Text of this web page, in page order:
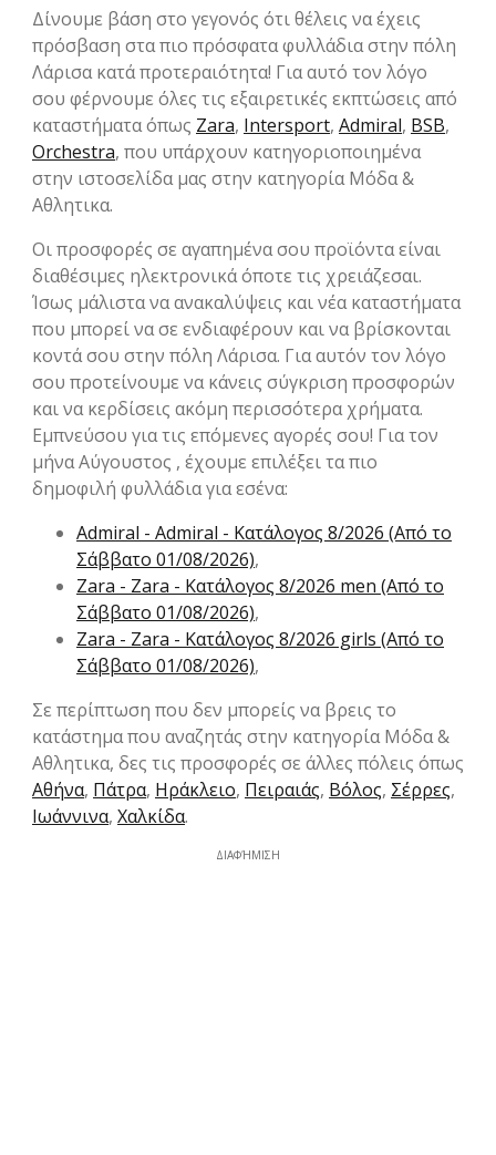
Δίνουμε βάση στο γεγονός ότι θέλεις να έχεις
πρόσβαση στα πιο πρόσφατα φυλλάδια στην πόλη
Λάρισα κατά προτεραιότητα! Για αυτό τον λόγο
σου φέρνουμε όλες τις εξαιρετικές εκπτώσεις από
καταστήματα όπως Zara, Intersport, Admiral, BSB,
Orchestra, που υπάρχουν κατηγοριοποιημένα
στην ιστοσελίδα μας στην κατηγορία Μόδα &
Aθλητικα.
Οι προσφορές σε αγαπημένα σου προϊόντα είναι
διαθέσιμες ηλεκτρονικά όποτε τις χρειάζεσαι.
Ίσως μάλιστα να ανακαλύψεις και νέα καταστήματα
που μπορεί να σε ενδιαφέρουν και να βρίσκονται
κοντά σου στην πόλη Λάρισα. Για αυτόν τον λόγο
σου προτείνουμε να κάνεις σύγκριση προσφορών
και να κερδίσεις ακόμη περισσότερα χρήματα.
Εμπνεύσου για τις επόμενες αγορές σου! Για τον
μήνα Αύγουστος , έχουμε επιλέξει τα πιο
δημοφιλή φυλλάδια για εσένα:
Admiral - Admiral - Kατάλογος 8/2026 (Από το
Σάββατο 01/08/2026),
Zara - Zara - Kατάλογος 8/2026 men (Από το
Σάββατο 01/08/2026),
Zara - Zara - Kατάλογος 8/2026 girls (Από το
Σάββατο 01/08/2026),
Σε περίπτωση που δεν μπορείς να βρεις το
κατάστημα που αναζητάς στην κατηγορία Μόδα &
Aθλητικα, δες τις προσφορές σε άλλες πόλεις όπως
Αθήνα, Πάτρα, Ηράκλειο, Πειραιάς, Βόλος, Σέρρες,
Ιωάννινα, Χαλκίδα.
ΔΙΑΦΉΜΙΣΗ